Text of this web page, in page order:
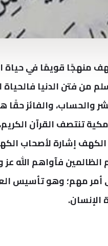
منهجًا قويمًا في حياة
من فتن الدنيا
والحساب، والفائز
تنتصف القرآن
إشارة لأصحاب الكهف
فآواهم الله
أمر مهم؛ وهو تأسيس
الإنسان.